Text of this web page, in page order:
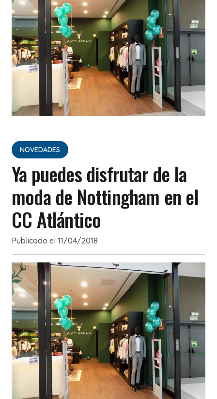
NOVEDADES
Ya puedes disfrutar de la
moda de Nottingham en el
CC Atlántico
Publicado el 11/04/2018